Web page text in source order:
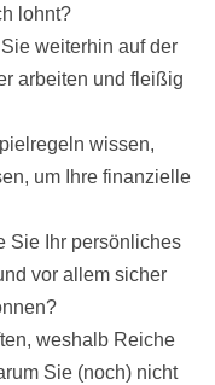
lohnt?
weiterhin auf der
arbeiten und fleißig
wissen,
um Ihre finanzielle
Sie Ihr persönliches
vor allem sicher
weshalb Reiche
Sie (noch) nicht